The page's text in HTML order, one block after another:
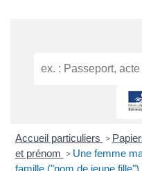
Accueil particuliers >
et prénom > Une femme